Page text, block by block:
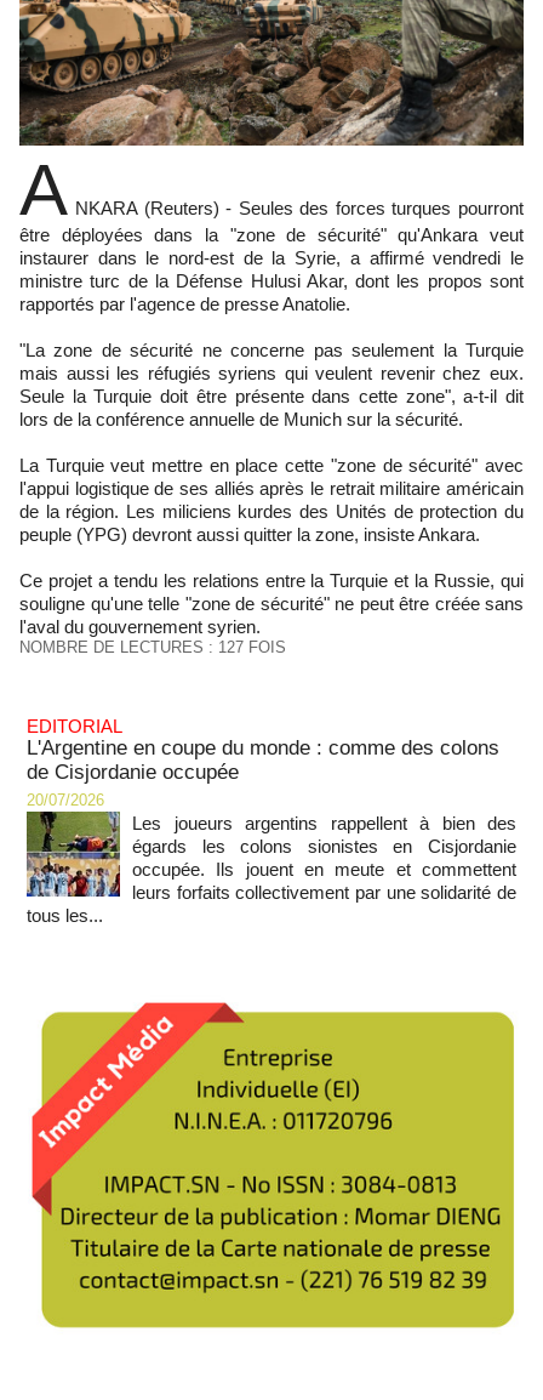
A NKARA (Reuters) - Seules des forces turques pourront
être déployées dans la "zone de sécurité" qu'Ankara veut
instaurer dans le nord-est de la Syrie, a affirmé vendredi le
ministre turc de la Défense Hulusi Akar, dont les propos sont
rapportés par l'agence de presse Anatolie.
"La zone de sécurité ne concerne pas seulement la Turquie
mais aussi les réfugiés syriens qui veulent revenir chez eux.
Seule la Turquie doit être présente dans cette zone", a-t-il dit
lors de la conférence annuelle de Munich sur la sécurité.
La Turquie veut mettre en place cette "zone de sécurité" avec
l'appui logistique de ses alliés après le retrait militaire américain
de la région. Les miliciens kurdes des Unités de protection du
peuple (YPG) devront aussi quitter la zone, insiste Ankara.
Ce projet a tendu les relations entre la Turquie et la Russie, qui
souligne qu'une telle "zone de sécurité" ne peut être créée sans
l'aval du gouvernement syrien.
NOMBRE DE LECTURES : 127 FOIS
EDITORIAL
L'Argentine en coupe du monde : comme des colons
de Cisjordanie occupée
20/07/2026
Les joueurs argentins rappellent à bien des
égards les colons sionistes en Cisjordanie
occupée. Ils jouent en meute et commettent
leurs forfaits collectivement par une solidarité de
tous les...